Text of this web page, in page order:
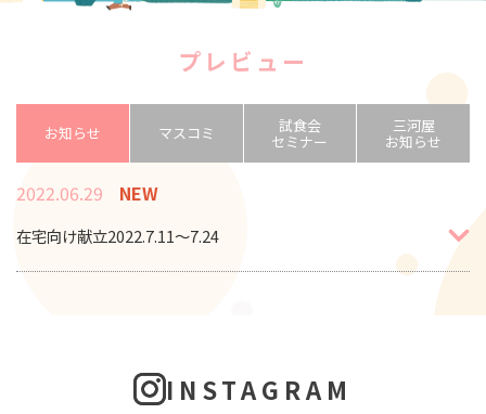
プレビュー
お知らせ マスコミ 試食会
セミナー
三河屋
お知らせ
2022.06.29 NEW
在宅向け献立2022.7.11～7.24
INSTAGRAM